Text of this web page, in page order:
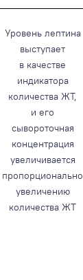
Уровень лептина
выступает
в качестве
индикатора
количества ЖТ,
и его
сывороточная
концентрация
увеличивается
пропорционально
увеличению
количества ЖТ